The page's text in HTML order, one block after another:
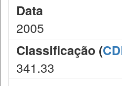
Data
2005
Classificação (
341.33